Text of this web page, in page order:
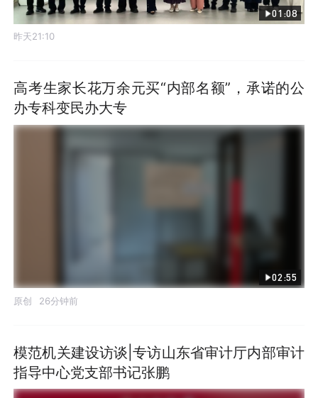
01:08
昨天21:10
高考生家长花万余元买“内部名额”，承诺的公
办专科变民办大专
02:55
原创 26分钟前
模范机关建设访谈|专访山东省审计厅内部审计
指导中心党支部书记张鹏